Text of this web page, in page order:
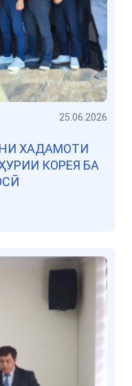
25.06.2026
ХАДАМОТИ
КОРЕЯ БА